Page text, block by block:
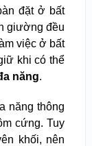
đặt ở bất
giường đều
việc ở bất
khi có thể
năng.
năng thông
cứng.Tuy
khối, nên